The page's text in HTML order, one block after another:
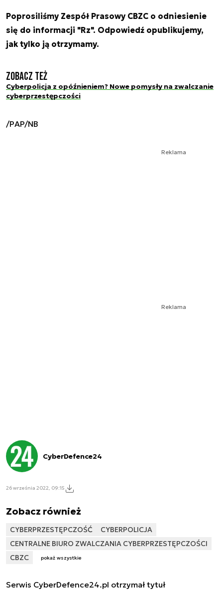
Poprosiliśmy Zespół Prasowy CBZC o odniesienie
się do informacji "Rz". Odpowiedź opublikujemy,
jak tylko ją otrzymamy.
Zobacz też
Cyberpolicja z opóźnieniem? Nowe pomysły na zwalczanie
cyberprzestępczości
/PAP/NB
Reklama
Reklama
CyberDefence24
26 września 2022, 09:15
Zobacz również
CYBERPRZESTĘPCZOŚĆ
CYBERPOLICJA
CENTRALNE BIURO ZWALCZANIA CYBERPRZESTĘPCZOŚCI
CBZC
pokaż wszystkie
Serwis CyberDefence24.pl otrzymał tytuł